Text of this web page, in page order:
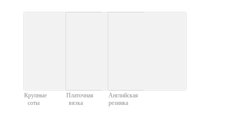
Крупные
соты
Платочная
вязка
Английская
резинка